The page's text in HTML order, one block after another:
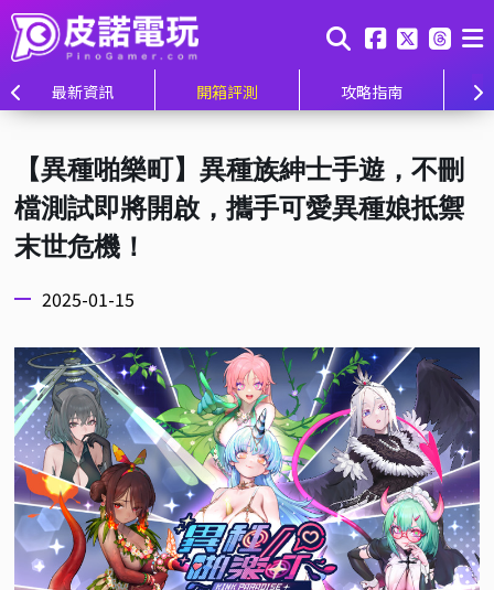
最新資訊 開箱評測 攻略指南
【異種啪樂町】異種族紳士手遊，不刪
檔測試即將開啟，攜手可愛異種娘抵禦
末世危機！
2025-01-15